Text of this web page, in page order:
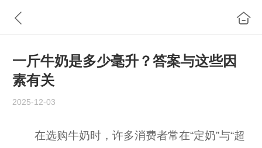
一斤牛奶是多少毫升？答案与这些因
素有关
2025-12-03
在选购牛奶时，许多消费者常在“定奶”与“超